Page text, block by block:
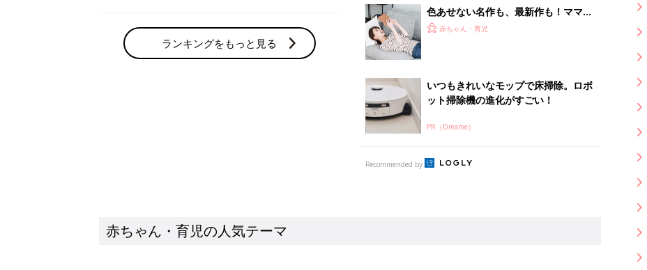
ランキングをもっと見る
色あせない名作も、最新作も！ママと
漫画のつきあい方
赤ちゃん・育児
いつもきれいなモップで床掃除。ロボ
ット掃除機の進化がすごい！
PR（Dreame）
Recommended by
赤ちゃん・育児の人気テーマ